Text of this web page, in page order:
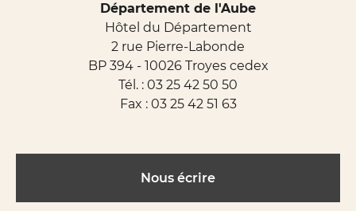
Département de l'Aube
Hôtel du Département
2 rue Pierre-Labonde
BP 394 - 10026 Troyes cedex
Tél. : 03 25 42 50 50
Fax : 03 25 42 51 63
Nous écrire